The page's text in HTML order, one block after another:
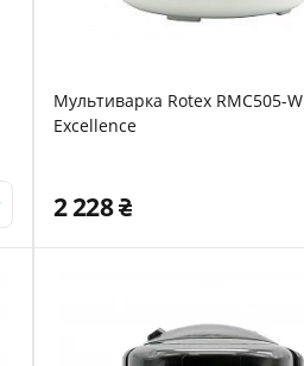
Мультиварка Rotex RMC505-W
Excellence
2 228